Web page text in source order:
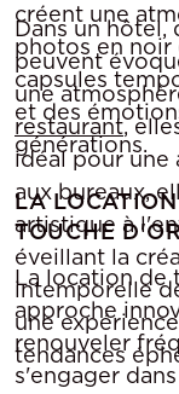
créent une
photos en noir
capsules
et des
générations.
Dans un hôtel,
peuvent
une
restaurant,
idéal pour une
aux bureaux,
artistique à
éveillant la
intemporelle
une
tendances
LA
TOUCHE
La location de
approche
renouveler
s'engager